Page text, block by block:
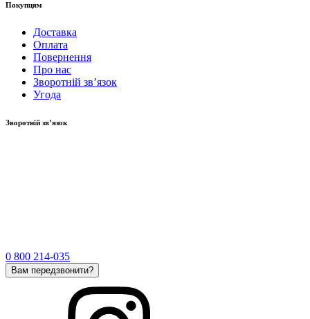
Покупцям
Доставка
Оплата
Повернення
Про нас
Зворотній зв’язок
Угода
Зворотній зв’язок
0 800 214-035
Вам передзвонити?